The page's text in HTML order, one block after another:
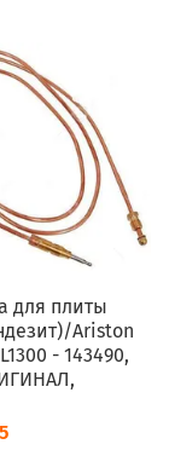
для плиты
Ariston
- 143490,